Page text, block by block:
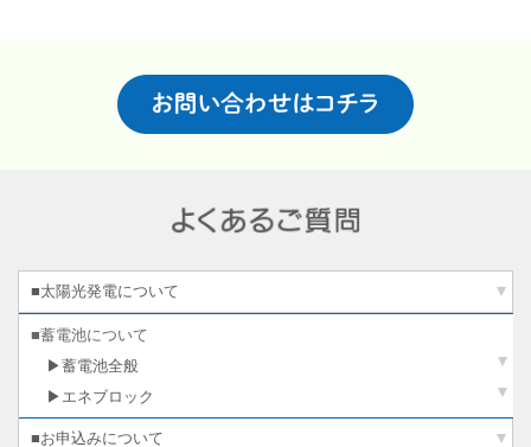
■太陽光発電について
■蓄電池について
▶蓄電池全般
▶エネブロック
■お申込みについて